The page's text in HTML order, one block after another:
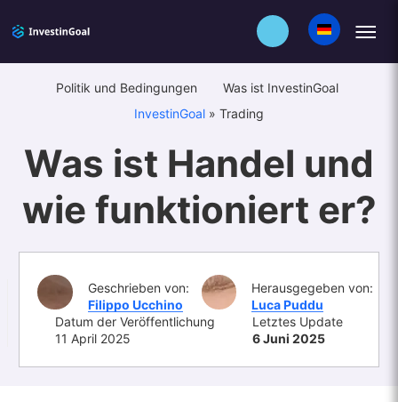
Politik und Bedingungen
Was ist InvestinGoal
InvestinGoal » Trading
Was ist Handel und
wie funktioniert er?
Geschrieben von:
Filippo Ucchino
Herausgegeben von:
Luca Puddu
Datum der Veröffentlichung
11 April 2025
Letztes Update
6 Juni 2025